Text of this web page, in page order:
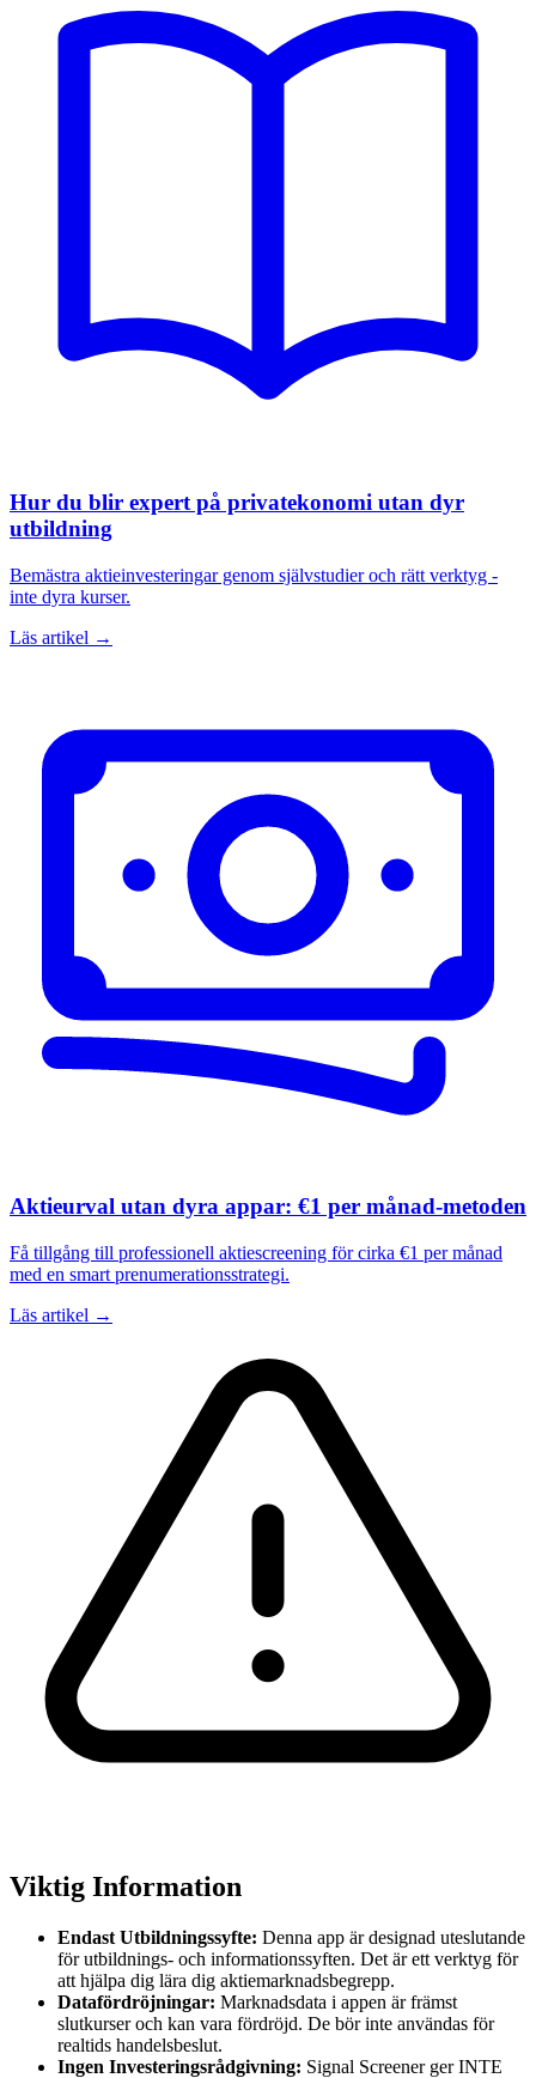
Hur du blir expert på privatekonomi utan dyr
utbildning
Bemästra aktieinvesteringar genom självstudier och rätt verktyg -
inte dyra kurser.
Läs artikel →
Aktieurval utan dyra appar: €1 per månad-metoden
Få tillgång till professionell aktiescreening för cirka €1 per månad
med en smart prenumerationsstrategi.
Läs artikel →
Viktig Information
Endast Utbildningssyfte: Denna app är designad uteslutande
för utbildnings- och informationssyften. Det är ett verktyg för
att hjälpa dig lära dig aktiemarknadsbegrepp.
Datafördröjningar: Marknadsdata i appen är främst
slutkurser och kan vara fördröjd. De bör inte användas för
realtids handelsbeslut.
Ingen Investeringsrådgivning: Signal Screener ger INTE